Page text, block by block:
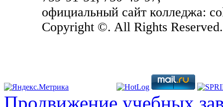
официальный сайт колледжа:
Copyright ©. All Rights